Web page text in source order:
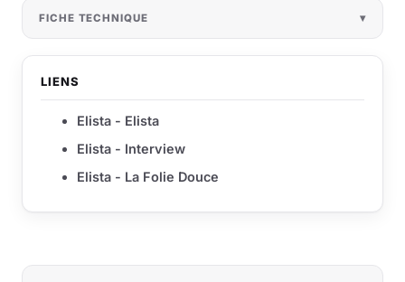
FICHE TECHNIQUE
LIENS
Elista - Elista
Elista - Interview
Elista - La Folie Douce